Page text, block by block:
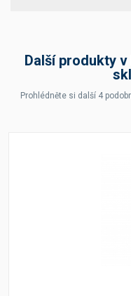
Další produkty
Prohlédněte si další 4